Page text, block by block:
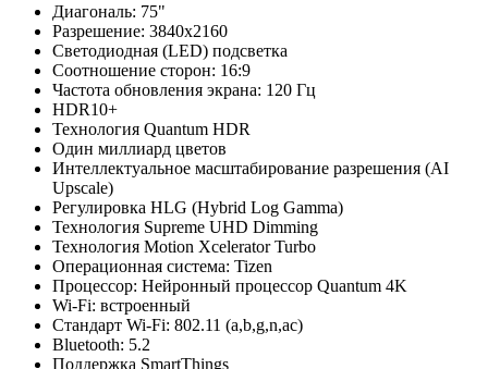
Диагональ: 75"
Разрешение: 3840x2160
Светодиодная (LED) подсветка
Соотношение сторон: 16:9
Частота обновления экрана: 120 Гц
HDR10+
Технология Quantum HDR
Один миллиард цветов
Интеллектуальное масштабирование разрешения (AI
Upscale)
Регулировка HLG (Hybrid Log Gamma)
Технология Supreme UHD Dimming
Технология Motion Xcelerator Turbo
Операционная система: Tizen
Процессор: Нейронный процессор Quantum 4K
Wi-Fi: встроенный
Стандарт Wi-Fi: 802.11 (a,b,g,n,ac)
Bluetooth: 5.2
Поддержка SmartThings